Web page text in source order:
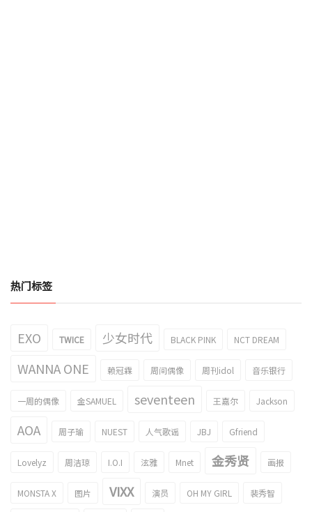
热门标签
EXO TWICE 少女时代 BLACK PINK NCT DREAM
WANNA ONE 赖冠霖 周间偶像 周刊idol 音乐银行
一周的偶像 金SAMUEL seventeen 王嘉尔 Jackson
AOA 周子瑜 NUEST 人气歌谣 JBJ Gfriend
Lovelyz 周洁琼 I.O.I 泫雅 Mnet 金秀贤 画报
MONSTA X 图片 VIXX 演员 OH MY GIRL 裴秀智